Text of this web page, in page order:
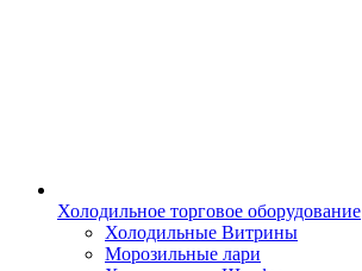
Холодильное торговое оборудование
Холодильные Витрины
Морозильные лари